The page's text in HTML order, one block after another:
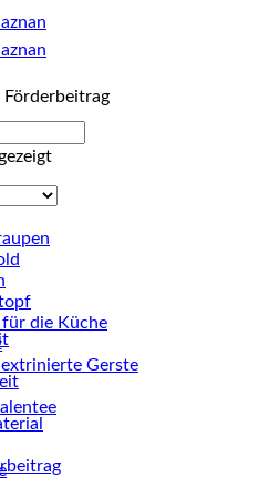
die Küche
Gerste
Förderbeitrag